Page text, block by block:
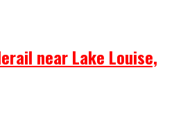
near Lake Louise,